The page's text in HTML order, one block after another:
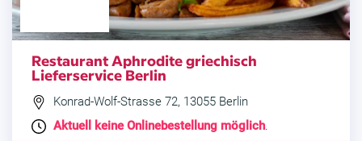
Restaurant Aphrodite griechisch
Lieferservice Berlin
Konrad-Wolf-Strasse 72, 13055 Berlin
Aktuell keine Onlinebestellung möglich.